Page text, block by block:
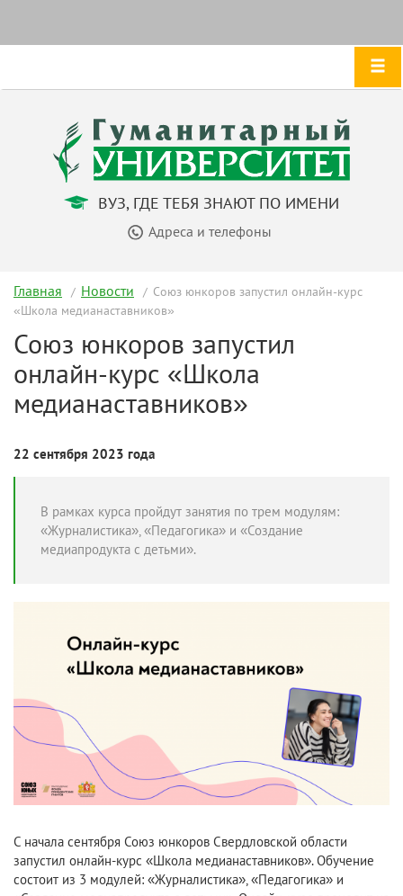
ВУЗ, ГДЕ ТЕБЯ ЗНАЮТ ПО ИМЕНИ
Адреса и телефоны
Главная Новости
Союз юнкоров запустил онлайн-курс
«Школа медианаставников»
Союз юнкоров запустил
онлайн-курс «Школа
медианаставников»
22 сентября 2023 года
В рамках курса пройдут занятия по трем модулям:
«Журналистика», «Педагогика» и «Создание
медиапродукта с детьми».
С начала сентября Союз юнкоров Свердловской области
запустил онлайн-курс «Школа медианаставников». Обучение
состоит из 3 модулей: «Журналистика», «Педагогика» и